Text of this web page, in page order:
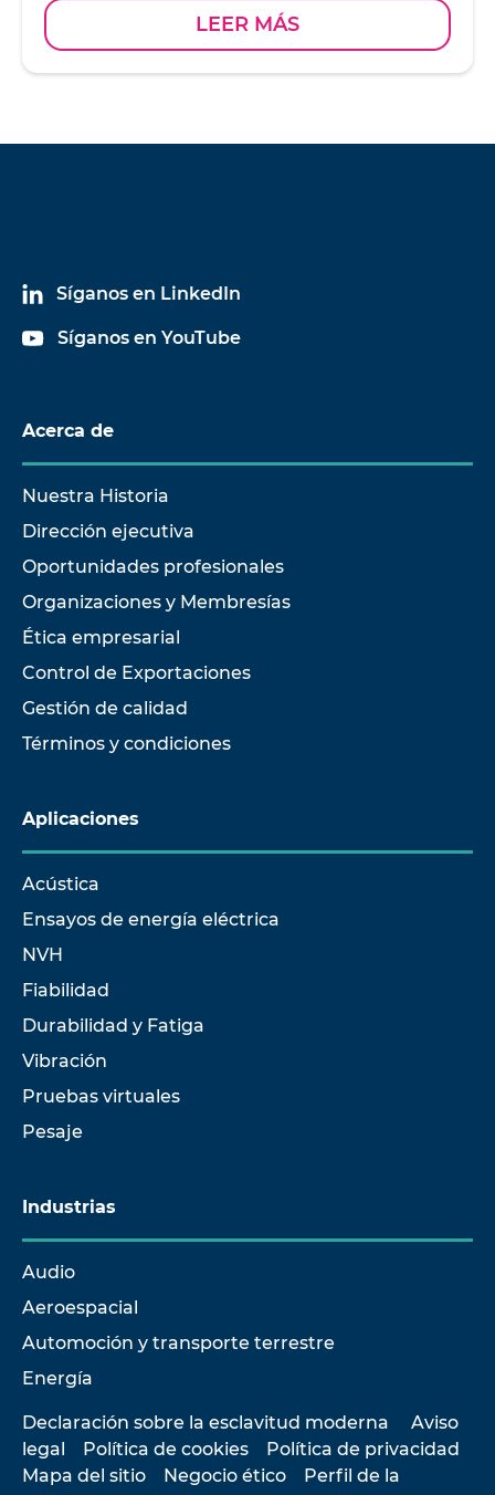
LEER MÁS
Síganos en LinkedIn
Síganos en YouTube
Acerca de
Nuestra Historia
Dirección ejecutiva
Oportunidades profesionales
Organizaciones y Membresías
Ética empresarial
Control de Exportaciones
Gestión de calidad
Términos y condiciones
Aplicaciones
Acústica
Ensayos de energía eléctrica
NVH
Fiabilidad
Durabilidad y Fatiga
Vibración
Pruebas virtuales
Pesaje
Industrias
Audio
Aeroespacial
Automoción y transporte terrestre
Energía
Declaración sobre la esclavitud moderna
Aviso
legal
Política de cookies
Política de privacidad
Mapa del sitio
Negocio ético
Perfil de la